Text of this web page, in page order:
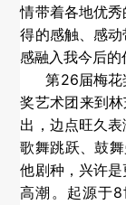
情带着各地优
得的感触、感
感融入我今后的
第26届梅花
奖艺术团来到
出，边点旺久
歌舞跳跃、鼓
他剧种，兴许
高潮。起源于